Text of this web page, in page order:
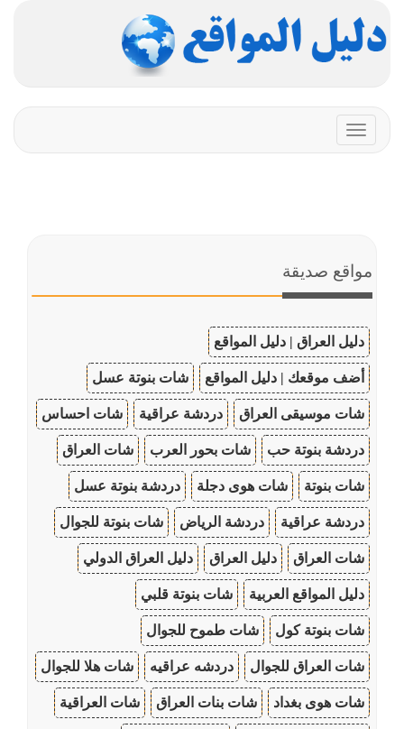
Toggle
navigation
مواقع صديقة
دليل العراق | دليل المواقع
أضف موقعك | دليل المواقع شات بنوتة عسل
شات موسيقى العراق دردشة عراقية شات احساس
دردشة بنوتة حب شات بحور العرب شات العراق
شات بنوتة شات هوى دجلة دردشة بنوتة عسل
دردشة عراقية دردشة الرياض شات بنوتة للجوال
شات العراق دليل العراق دليل العراق الدولي
دليل المواقع العربية شات بنوتة قلبي
شات بنوتة كول شات طموح للجوال
شات العراق للجوال دردشه عراقيه شات هلا للجوال
شات هوى بغداد شات بنات العراق شات العراقية